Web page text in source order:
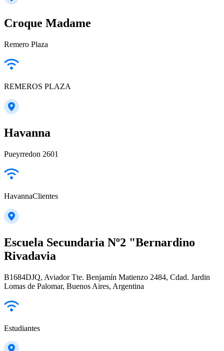
Croque Madame
Remero Plaza
REMEROS PLAZA
Havanna
Pueyrredon 2601
HavannaClientes
Escuela Secundaria Nº2 "Bernardino
Rivadavia
B1684DJQ, Aviador Tte. Benjamín Matienzo 2484, Cdad. Jardin
Lomas de Palomar, Buenos Aires, Argentina
Estudiantes